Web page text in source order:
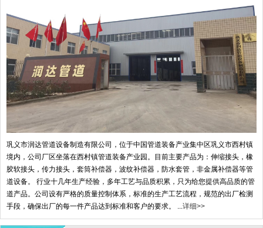
巩义市润达管道设备制造有限公司，位于中国管道装备产业集中区巩义市西村镇
境内，公司厂区坐落在西村镇管道装备产业园。目前主要产品为：伸缩接头，橡
胶软接头，传力接头，套筒补偿器，波纹补偿器，防水套管，非金属补偿器等管
道设备。 行业十几年生产经验，多年工艺与品质积累，只为给您提供高品质的管
道产品。公司设有严格的质量控制体系，标准的生产工艺流程，规范的出厂检测
手段，确保出厂的每一件产品达到标准和客户的要求。 ... 详细>>